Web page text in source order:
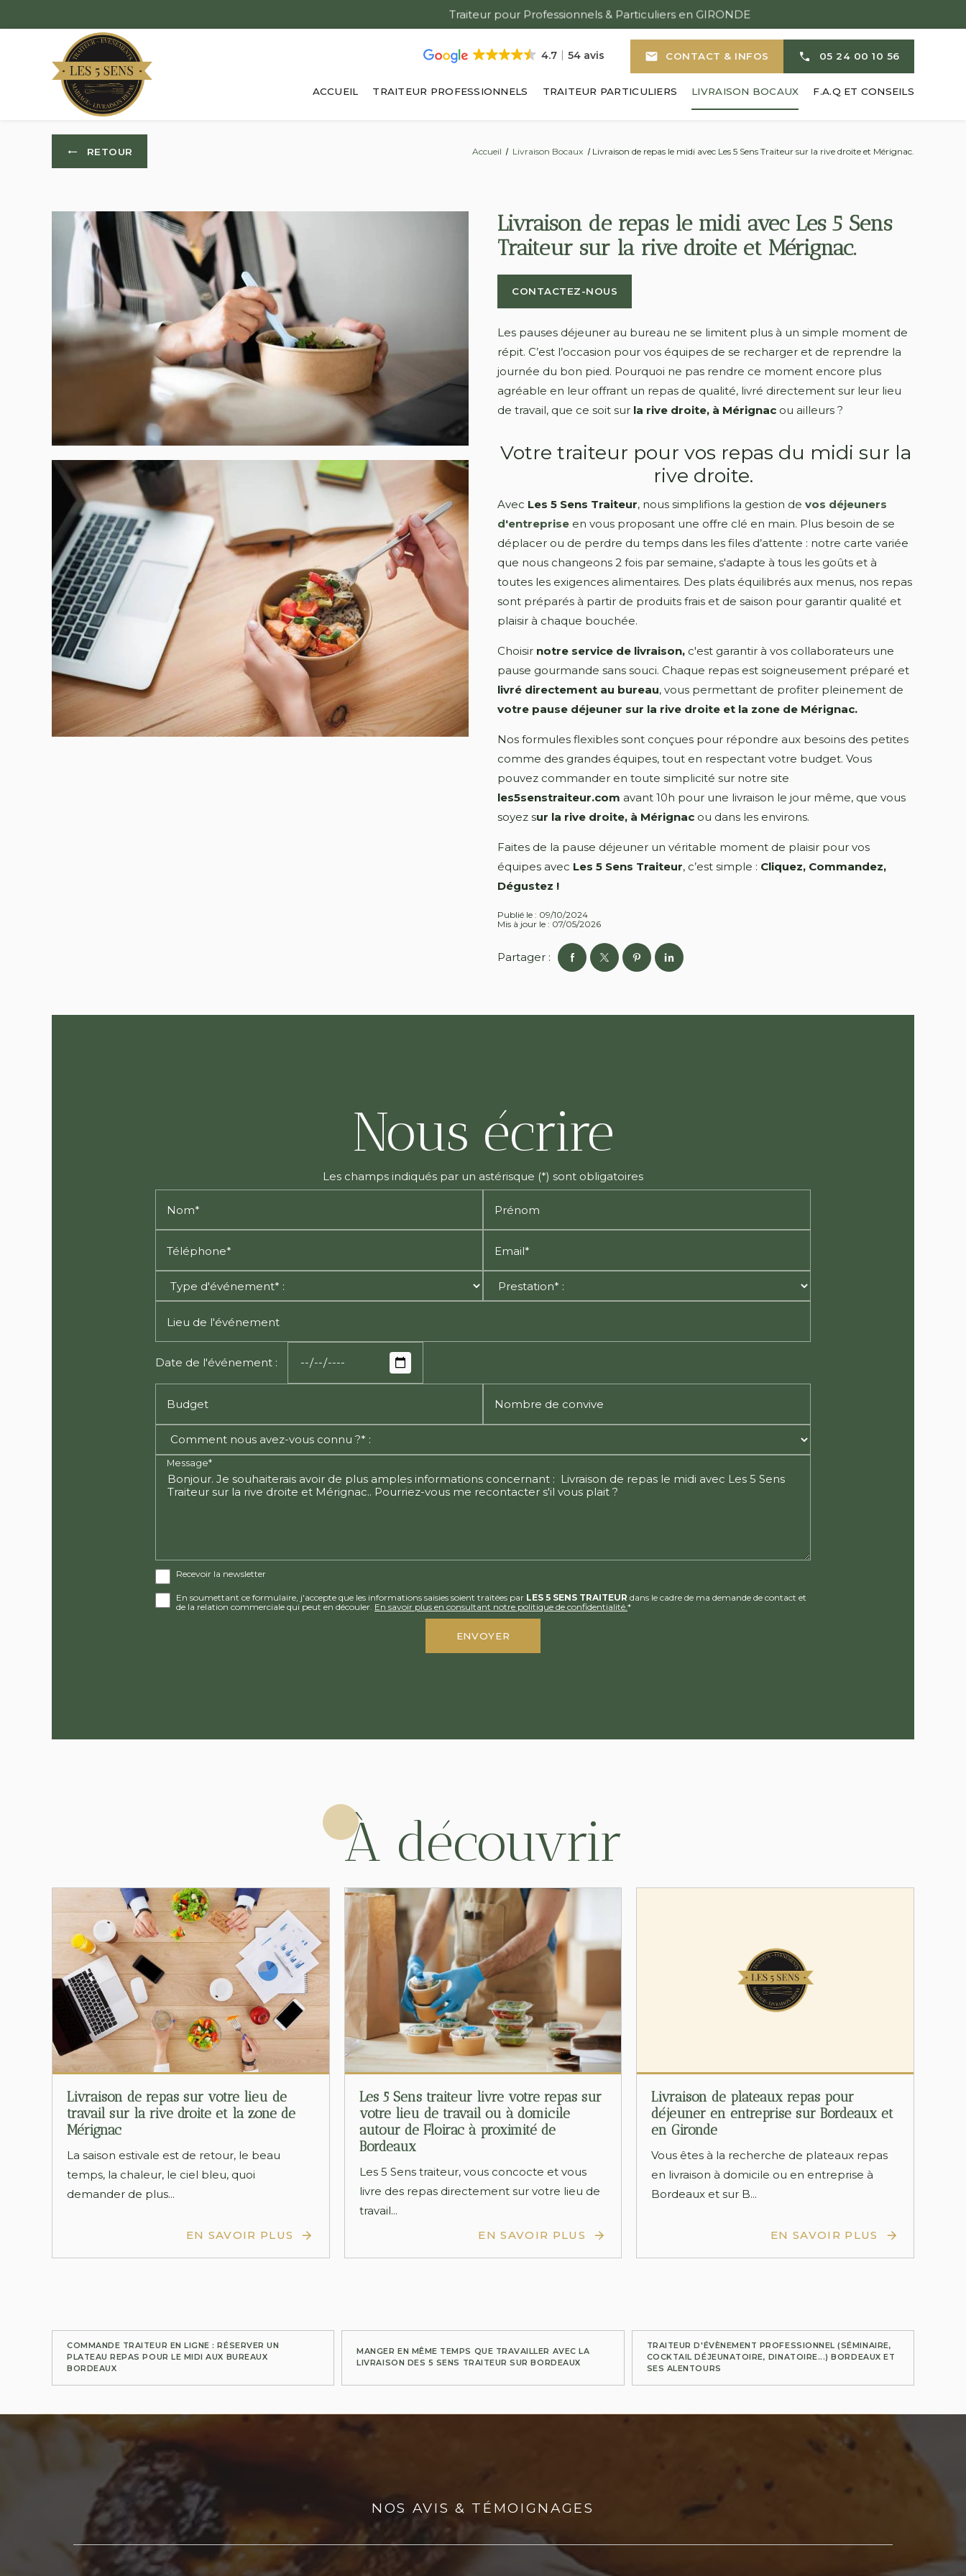
4.7 54 avis mail CONTACT & INFOS 05 24 00 10 56
ACCUEIL TRAITEUR PROFESSIONNELS TRAITEUR PARTICULIERS LIVRAISON BOCAUX F.A.Q ET CONSEILS
Accueil Livraison Bocaux Livraison de repas le midi avec Les 5 Sens Traiteur sur la rive droite et Mérignac.
RETOUR
Livraison de repas le midi avec Les 5 Sens
Traiteur sur la rive droite et Mérignac.
CONTACTEZ-NOUS
Les pauses déjeuner au bureau ne se limitent plus à un simple moment de
répit. C’est l’occasion pour vos équipes de se recharger et de reprendre la
journée du bon pied. Pourquoi ne pas rendre ce moment encore plus
agréable en leur offrant un repas de qualité, livré directement sur leur lieu
de travail, que ce soit sur la rive droite, à Mérignac ou ailleurs ?
Votre traiteur pour vos repas du midi sur la
rive droite.
Avec Les 5 Sens Traiteur, nous simplifions la gestion de vos déjeuners
d'entreprise en vous proposant une offre clé en main. Plus besoin de se
déplacer ou de perdre du temps dans les files d’attente : notre carte variée
que nous changeons 2 fois par semaine, s'adapte à tous les goûts et à
toutes les exigences alimentaires. Des plats équilibrés aux menus, nos repas
sont préparés à partir de produits frais et de saison pour garantir qualité et
plaisir à chaque bouchée.
Choisir notre service de livraison, c'est garantir à vos collaborateurs une
pause gourmande sans souci. Chaque repas est soigneusement préparé et
livré directement au bureau, vous permettant de profiter pleinement de
votre pause déjeuner sur la rive droite et la zone de Mérignac.
Nos formules flexibles sont conçues pour répondre aux besoins des petites
comme des grandes équipes, tout en respectant votre budget. Vous
pouvez commander en toute simplicité sur notre site
les5senstraiteur.com avant 10h pour une livraison le jour même, que vous
soyez sur la rive droite, à Mérignac ou dans les environs.
Faites de la pause déjeuner un véritable moment de plaisir pour vos
équipes avec Les 5 Sens Traiteur, c’est simple : Cliquez, Commandez,
Dégustez !
Publié le : 09/10/2024
Mis à jour le : 07/05/2026
Partager :
Nous écrire
Les champs indiqués par un astérisque (*) sont obligatoires
Nom* Prénom
Téléphone* Email*
Lieu de l'événement
Date de l'événement :
Budget Nombre de convive
Message*
Recevoir la newsletter
En soumettant ce formulaire, j'accepte que les informations saisies soient traitées par LES 5 SENS TRAITEUR dans le cadre de ma demande de contact et
de la relation commerciale qui peut en découler. En savoir plus en consultant notre politique de confidentialité. *
À découvrir
Livraison de repas sur votre lieu de
travail sur la rive droite et la zone de
Mérignac
La saison estivale est de retour, le beau
temps, la chaleur, le ciel bleu, quoi
demander de plus...
EN SAVOIR PLUS
Les 5 Sens traiteur livre votre repas sur
votre lieu de travail ou à domicile
autour de Floirac à proximité de
Bordeaux
Les 5 Sens traiteur, vous concocte et vous
livre des repas directement sur votre lieu de
travail...
EN SAVOIR PLUS
Livraison de plateaux repas pour
déjeuner en entreprise sur Bordeaux et
en Gironde
Vous êtes à la recherche de plateaux repas
en livraison à domicile ou en entreprise à
Bordeaux et sur B...
EN SAVOIR PLUS
COMMANDE TRAITEUR EN LIGNE : RÉSERVER UN
PLATEAU REPAS POUR LE MIDI AUX BUREAUX
BORDEAUX
MANGER EN MÊME TEMPS QUE TRAVAILLER AVEC LA
LIVRAISON DES 5 SENS TRAITEUR SUR BORDEAUX
TRAITEUR D'ÉVÈNEMENT PROFESSIONNEL (SÉMINAIRE,
COCKTAIL DÉJEUNATOIRE, DINATOIRE...) BORDEAUX ET
SES ALENTOURS
NOS AVIS & TÉMOIGNAGES